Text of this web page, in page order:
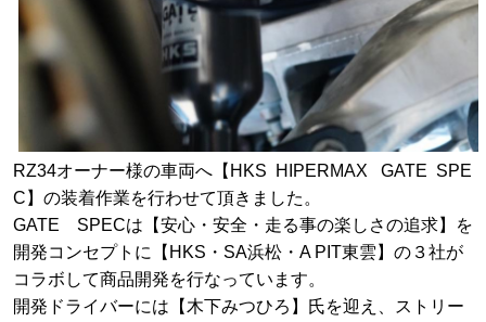
RZ34オーナー様の車両へ【HKS HIPERMAX GATE SPE
C】の装着作業を行わせて頂きました。
GATE SPECは【安心・安全・走る事の楽しさの追求】を
開発コンセプトに【HKS・SA浜松・A PIT東雲】の３社が
コラボして商品開発を行なっています。
開発ドライバーには【木下みつひろ】氏を迎え、ストリー